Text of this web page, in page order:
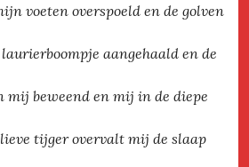
voeten overspoeld en de golven
aangehaald en de
mij beweend en mij in de diepe
tijger overvalt mij de slaap